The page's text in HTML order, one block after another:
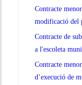
Contracte
modificació del
Contracte de
a l'escoleta
Contracte
d’execució de